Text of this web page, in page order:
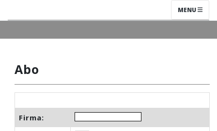
MENU
Abo
Firma: